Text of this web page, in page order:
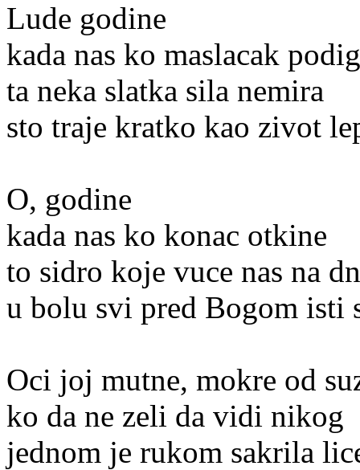
Lude godine
kada nas ko maslacak
ta neka slatka sila nemira
sto traje kratko kao zivot
O, godine
kada nas ko konac otkine
to sidro koje vuce nas na
u bolu svi pred Bogom isti
Oci joj mutne, mokre od
ko da ne zeli da vidi nikog
jednom je rukom sakrila